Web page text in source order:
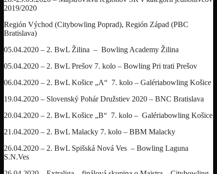
2019/2020
Región Východ (Citybowling Poprad), Región Západ (PBC
Bratislava)
05.04.2020 – 2. BwL Žilina – Bowling Academy Žilina
05.04.2020 – 2. BwL Prešov 7. kolo – Bowling Pri trati Prešov
06.04.2020 – 2. BwL Košice „A“ 7. kolo – Galériabowling Košice
19.04.2020 – Slovenský Pohár Družstiev 2020 – BNC Bratislava
20.04.2020 – 2. BwL Košice „B“ 7. kolo – Galériabowling Košice
21.04.2020 – 2. BwL Malacky 7. kolo – BBM Malacky
26.04.2020 – 2. BwL Spišská Nová Ves – Bowling Laguna
S.N.Ves